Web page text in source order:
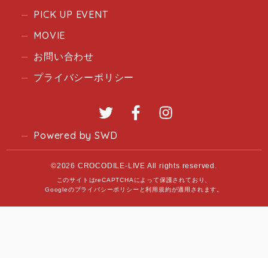
PICK UP EVENT
MOVIE
お問い合わせ
プライバシーポリシー
Twitter Facebook
Powered by SWD
©2026 CROCODILE-LIVE All rights reserved.
このサイトはreCAPTCHAによって保護されており、
Googleのプライバシーポリシー と利用規約が適用されます。